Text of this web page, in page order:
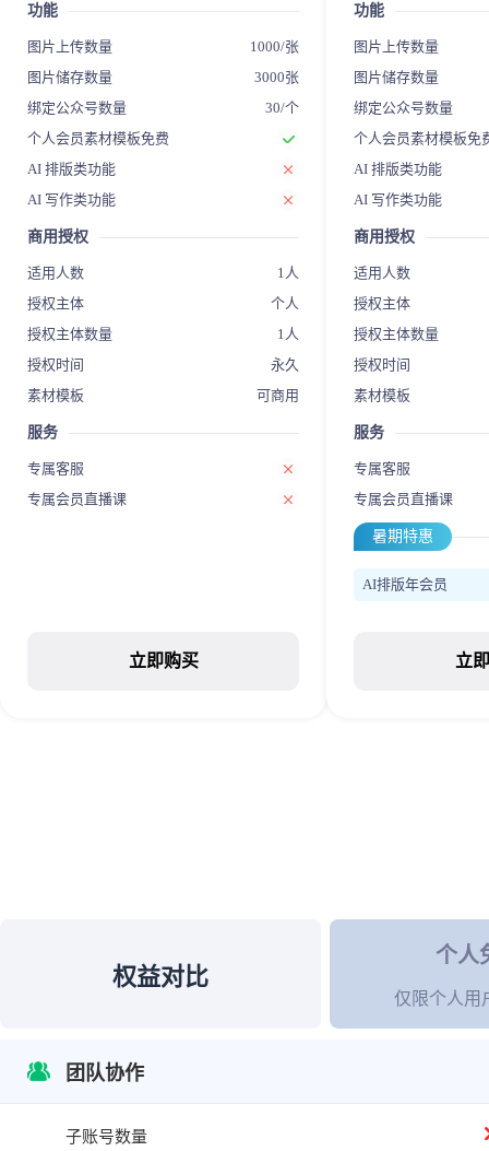
功能
图片上传数量
1000/张
图片储存数量
3000张
绑定公众号数量
30/个
个人会员素材模板免费
AI 排版类功能
AI 写作类功能
商用授权
适用人数
1人
授权主体
个人
授权主体数量
1人
授权时间
永久
素材模板
可商用
服务
专属客服
专属会员直播课
立即购买
功能
图片上传数量
图片储存数量
绑定公众号数量
个人会员素材模板免
AI 排版类功能
AI 写作类功能
商用授权
适用人数
授权主体
授权主体数量
授权时间
素材模板
服务
专属客服
专属会员直播课
暑期特惠
AI排版年会员
立
权益对比
个人
仅限个人用
团队协作
子账号数量